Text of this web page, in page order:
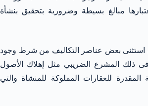
مبالغ بسيطة وضرورية بتحقيق بنشأة
استثنى بعض عناصر التكاليف من شرط وجود
فى ذلك المشرع الضريبي مثل إهلاك الأصول
المقدرة للعقارات المملوكة للمنشاة والتي